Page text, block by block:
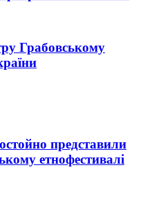
Грабовському
представили
етнофестивалі